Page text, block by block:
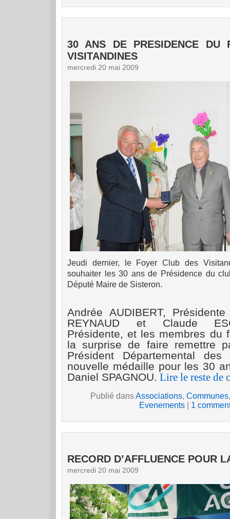
30 ANS DE PRESIDENCE DU
VISITANDINES
mercredi 20 mai 2009
Jeudi dernier, le Foyer Club des
souhaiter les 30 ans de Présidence du
Député Maire de Sisteron.
Andrée AUDIBERT,
REYNAUD et Claude
Présidente, et les membres du
la surprise de faire remettre
Président Départemental
nouvelle médaille pour les 30
Daniel SPAGNOU. Lire le reste de
Publié dansAssociations, Communes
Evenements| 1
RECORD D’AFFLUENCE POUR
mercredi 20 mai 2009